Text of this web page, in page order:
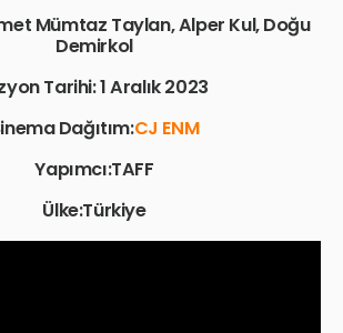
Mümtaz Taylan, Alper Kul, Doğu
Demirkol
Tarihi: 1 Aralık 2023
Dağıtım:CJ ENM
Yapımcı:TAFF
Ülke:Türkiye